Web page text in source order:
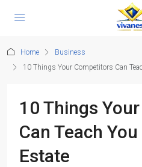
Home
Business
10 Things Your Competitors Can
10 Things
Can Teach
Estate